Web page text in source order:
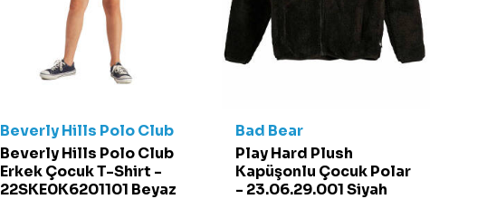
Beverly Hills Polo Club
Beverly Hills Polo Club
Erkek Çocuk T-Shirt -
22SKE0K6201101 Beyaz
Bad Bear
Play Hard Plush
Kapüşonlu Çocuk Polar
- 23.06.29.001 Siyah